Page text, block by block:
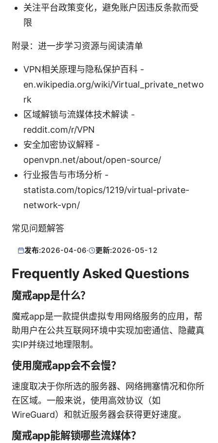
关注平台政策变化，避免账户因违反条款而受
限
附录：进一步学习资源与阅读清单
VPN相关原理与隐私保护百科 -
en.wikipedia.org/wiki/Virtual_private_netwo
rk
区域解锁与流媒体技术解读 -
reddit.com/r/VPN
安全加密协议解释 -
openvpn.net/about/open-source/
行业报告与市场分析 -
statista.com/topics/1219/virtual-private-
network-vpn/
常见问题解答
发布:2026-04-06· 更新:2026-05-12
Frequently Asked Questions
魔戒app是什么？
魔戒app是一款提供虚拟专用网络服务的应用，帮
助用户在公共互联网环境中实现加密通信、隐藏真
实IP并绕过地理限制。
使用魔戒app会不会慢？
速度取决于你所选的服务器、网络拥塞情况和你所
在区域。一般来说，使用高效协议（如
WireGuard）和就近服务器会获得更好速度。
魔戒app能解锁哪些流媒体？